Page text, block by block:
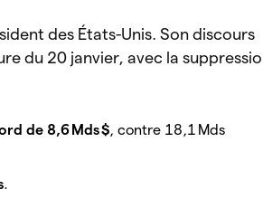
des États-Unis. Son discours
du 20 janvier, avec la
de 8,6 Mds $, contre 18,1 Mds
.